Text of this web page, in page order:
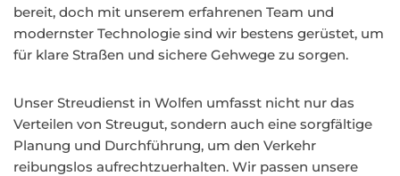
bereit, doch mit unserem erfahrenen Team und
modernster Technologie sind wir bestens gerüstet, um
für klare Straßen und sichere Gehwege zu sorgen.
Unser Streudienst in Wolfen umfasst nicht nur das
Verteilen von Streugut, sondern auch eine sorgfältige
Planung und Durchführung, um den Verkehr
reibungslos aufrechtzuerhalten. Wir passen unsere